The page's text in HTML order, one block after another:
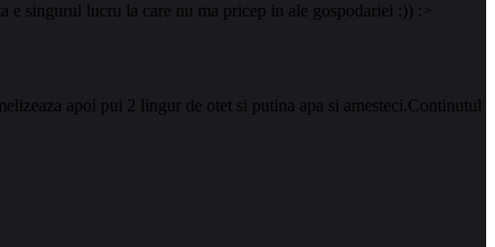
singurul lucru la care nu ma pricep in ale gospodariei :)) :>
apoi pui 2 lingur de otet si putina apa si amesteci.Continutul